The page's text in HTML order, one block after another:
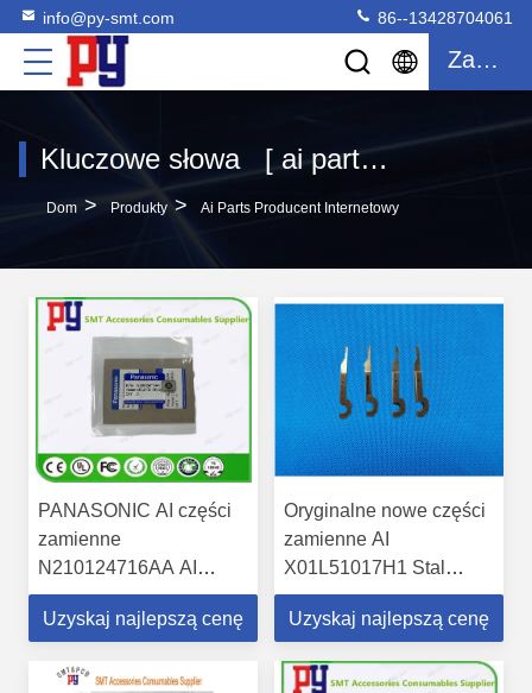
info@py-smt.com 86--13428704061
Zacytować
Kluczowe słowa [ ai parts ] dopasowanie 482 produkty
Dom > Produkty > Ai Parts Producent Internetowy
PANASONIC AI części
zamienne
N210124716AA AI
GUIDE Nowy stan
Uzyskaj najlepszą cenę
Oryginalne nowe części
zamienne AI
X01L51017H1 Stal
wolframowa RHS2B
Ostrze wewnętrzne
Uzyskaj najlepszą cenę